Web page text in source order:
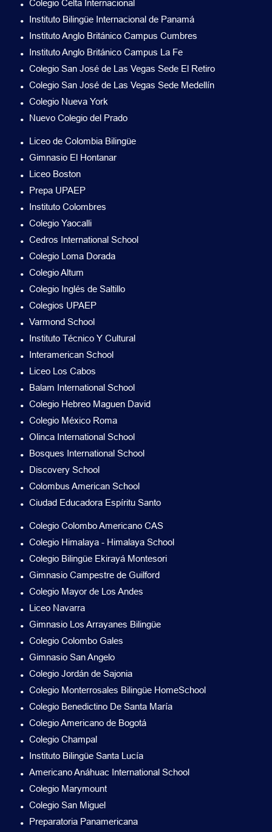
Colegio Celta Internacional
Instituto Bilingüe Internacional de Panamá
Instituto Anglo Británico Campus Cumbres
Instituto Anglo Británico Campus La Fe
Colegio San José de Las Vegas Sede El Retiro
Colegio San José de Las Vegas Sede Medellín
Colegio Nueva York
Nuevo Colegio del Prado
Liceo de Colombia Bilingüe
Gimnasio El Hontanar
Liceo Boston
Prepa UPAEP
Instituto Colombres
Colegio Yaocalli
Cedros International School
Colegio Loma Dorada
Colegio Altum
Colegio Inglés de Saltillo
Colegios UPAEP
Varmond School
Instituto Técnico Y Cultural
Interamerican School
Liceo Los Cabos
Balam International School
Colegio Hebreo Maguen David
Colegio México Roma
Olinca International School
Bosques International School
Discovery School
Colombus American School
Ciudad Educadora Espíritu Santo
Colegio Colombo Americano CAS
Colegio Himalaya - Himalaya School
Colegio Bilingüe Ekirayá Montesori
Gimnasio Campestre de Guilford
Colegio Mayor de Los Andes
Liceo Navarra
Gimnasio Los Arrayanes Bilingüe
Colegio Colombo Gales
Gimnasio San Angelo
Colegio Jordán de Sajonia
Colegio Monterrosales Bilingüe HomeSchool
Colegio Benedictino De Santa María
Colegio Americano de Bogotá
Colegio Champal
Instituto Bilingüe Santa Lucía
Americano Anáhuac International School
Colegio Marymount
Colegio San Miguel
Preparatoria Panamericana